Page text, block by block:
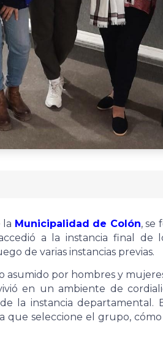
la Municipalidad de Colón, se
a la instancia final de
de varias instancias previas.
asumido por hombres y
en un ambiente de
la instancia departamental.
seleccione el grupo,